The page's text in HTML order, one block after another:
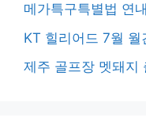
메가특구특별법 연
KT 힐리어드 7월
제주 골프장 멧돼지